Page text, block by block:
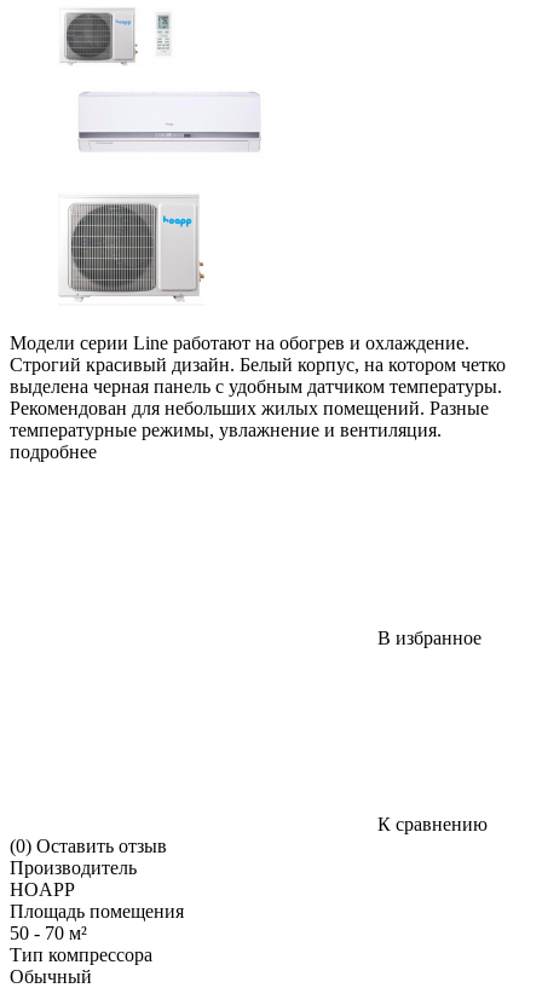
Модели серии Line работают на обогрев и охлаждение.
Строгий красивый дизайн. Белый корпус, на котором четко
выделена черная панель с удобным датчиком температуры.
Рекомендован для небольших жилых помещений. Разные
температурные режимы, увлажнение и вентиляция.
подробнее
В избранное
К сравнению
(0) Оставить отзыв
Производитель
HOAPP
Площадь помещения
50 - 70 м²
Тип компрессора
Обычный